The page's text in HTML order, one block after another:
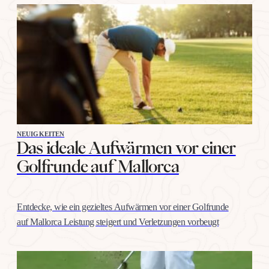
NEUIGKEITEN
Das ideale Aufwärmen vor einer
Golfrunde auf Mallorca
Entdecke, wie ein gezieltes Aufwärmen vor einer Golfrunde
auf Mallorca Leistung steigert und Verletzungen vorbeugt